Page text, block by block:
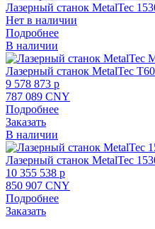
Лазерный станок MetalTec
Нет в наличии
Подробнее
В наличии
Лазерный станок MetalTec
9 578 873 p
787 089 CNY
Подробнее
Заказать
В наличии
Лазерный станок MetalTec
10 355 538 p
850 907 CNY
Подробнее
Заказать